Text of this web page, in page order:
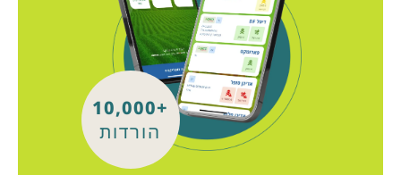
+10,000
הורדות